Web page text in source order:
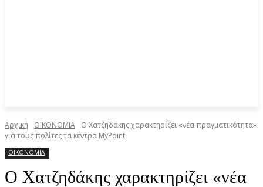
Αρχική ΟΙΚΟΝΟΜΙΑ
Ο Χατζηδάκης χαρακτηρίζει «νέα πραγματικότητα»
για τους πολίτες τα κέντρα MyPoint
ΟΙΚΟΝΟΜΙΑ
Ο Χατζηδάκης χαρακτηρίζει «νέα